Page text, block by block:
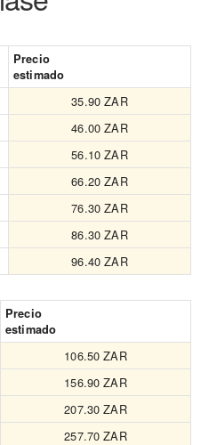
Precio
estimado
35.90 ZAR
46.00 ZAR
56.10 ZAR
66.20 ZAR
76.30 ZAR
86.30 ZAR
96.40 ZAR
Precio
estimado
106.50 ZAR
156.90 ZAR
207.30 ZAR
257.70 ZAR